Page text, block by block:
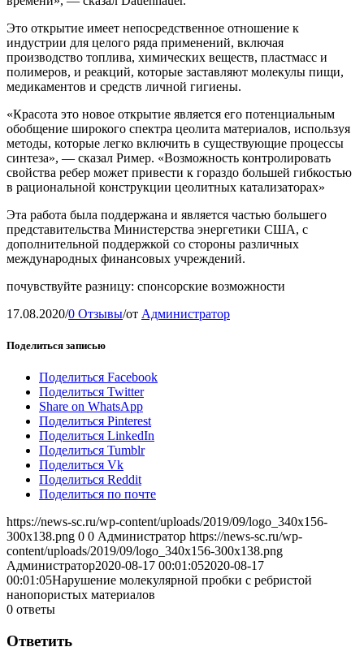
Это открытие имеет непосредственное отношение к
индустрии для целого ряда применений, включая
производство топлива, химических веществ, пластмасс и
полимеров, и реакций, которые заставляют молекулы пищи,
медикаментов и средств личной гигиены.
«Красота это новое открытие является его потенциальным
обобщение широкого спектра цеолита материалов, используя
методы, которые легко включить в существующие процессы
синтеза», — сказал Ример. «Возможность контролировать
свойства ребер может привести к гораздо большей гибкостью
в рациональной конструкции цеолитных катализаторах»
Эта работа была поддержана и является частью большего
представительства Министерства энергетики США, с
дополнительной поддержкой со стороны различных
международных финансовых учреждений.
почувствуйте разницу: спонсорские возможности
17.08.2020/0 Отзывы/от Администратор
Поделиться записью
Поделиться Facebook
Поделиться Twitter
Share on WhatsApp
Поделиться Pinterest
Поделиться LinkedIn
Поделиться Tumblr
Поделиться Vk
Поделиться Reddit
Поделиться по почте
https://news-sc.ru/wp-content/uploads/2019/09/logo_340x156-
300x138.png 0 0 Администратор https://news-sc.ru/wp-
content/uploads/2019/09/logo_340x156-300x138.png
Администратор2020-08-17 00:01:052020-08-17
00:01:05Нарушение молекулярной пробки с ребристой
нанопористых материалов
0 ответы
Ответить